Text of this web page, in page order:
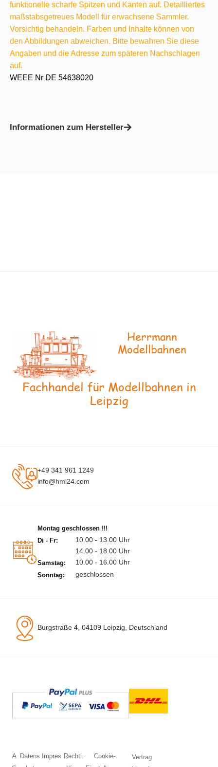
funktionelle scharfe Spitzen und Kanten auf. Detailliertes
maßstabsgetreues Modell für erwachsene Sammler.
Vorsichtig behandeln. Farben und Inhalte können von
den Abbildungen abweichen. Bitte bewahren Sie diese
Angaben und die Adresse zum späteren Nachschlagen
auf.
WEEE Nr DE 54638020
Informationen zum Hersteller
Herrmann
Modellbahnen
Fachhandel für Modellbahnen in
Leipzig
+49 341 961 1249
info@hml24.com
Montag geschlossen !!!
Di - Fr:
10.00 - 13.00 Uhr
14.00 - 18.00 Uhr
Samstag: 10.00 - 16.00 Uhr
Sonntag: geschlossen
Burgstraße 4, 04109 Leipzig, Deutschland
A
Datens
Impres Rechtl.
Cookie-
Vertrag